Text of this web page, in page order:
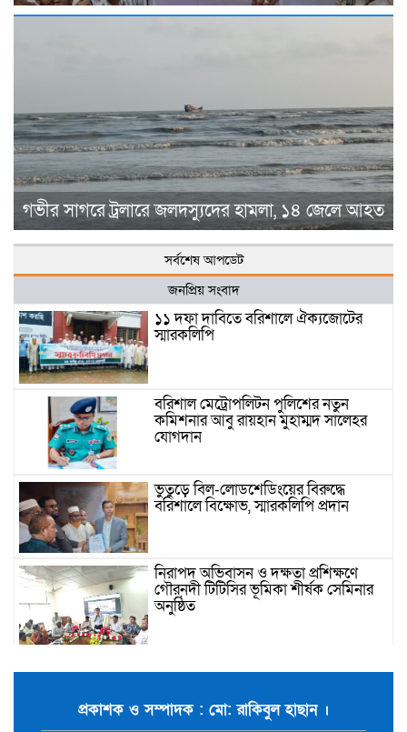
গভীর সাগরে ট্রলারে জলদস্যুদের হামলা, ১৪ জেলে আহত
সর্বশেষ আপডেট
জনপ্রিয় সংবাদ
১১ দফা দাবিতে বরিশালে ঐক্যজোটের
স্মারকলিপি
বরিশাল মেট্রোপলিটন পুলিশের নতুন
কমিশনার আবু রায়হান মুহাম্মদ সালেহর
যোগদান
ভুতুড়ে বিল-লোডশেডিংয়ের বিরুদ্ধে
বরিশালে বিক্ষোভ, স্মারকলিপি প্রদান
নিরাপদ অভিবাসন ও দক্ষতা প্রশিক্ষণে
গৌরনদী টিটিসির ভূমিকা শীর্ষক সেমিনার
অনুষ্ঠিত
বিএনপি ও জামায়াত জুলাই আন্দোলনে
প্রকাশক ও সম্পাদক : মো: রাকিবুল হাছান ।